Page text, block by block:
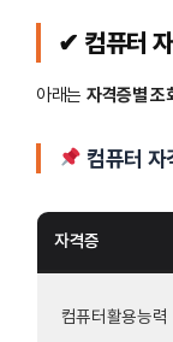
✔ 컴퓨터
아래는 자격증별 조
컴퓨터 자
자격증
컴퓨터활용능력